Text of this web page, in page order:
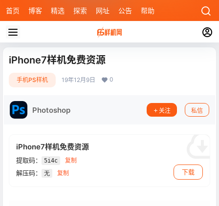
首页 博客 精选 探索 网址 公告 帮助
iPhone7样机免费资源
手机PS样机 19年12月9日 0
Photoshop 关注 私信
iPhone7样机免费资源
提取码： 5i4c 复制
解压码： 无 复制 下载